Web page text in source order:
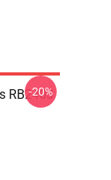
RB2403
-20%